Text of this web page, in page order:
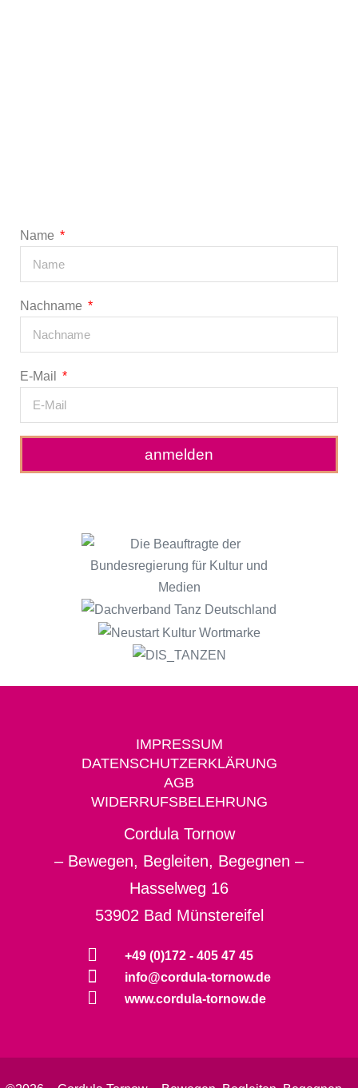
Name
Nachname
E-Mail
anmelden
IMPRESSUM
DATENSCHUTZERKLÄRUNG
AGB
WIDERRUFSBELEHRUNG
Cordula Tornow
– Bewegen, Begleiten, Begegnen –
Hasselweg 16
53902 Bad Münstereifel
+49 (0)172 - 405 47 45
info@cordula-tornow.de
www.cordula-tornow.de